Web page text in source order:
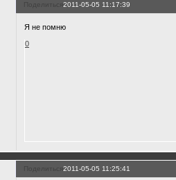
Поделиться2011-05-05 11:17:39
Я не помню
0
Поделиться2011-05-05 11:25:41